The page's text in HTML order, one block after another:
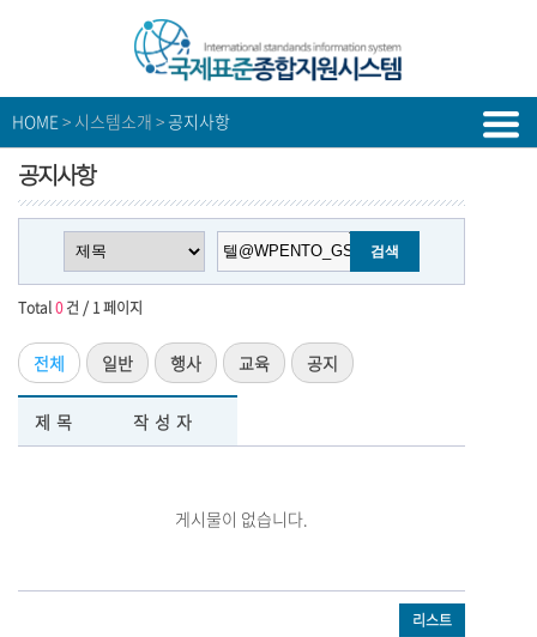
HOME > 시스템소개 > 공지사항
공지사항
Total0건 / 1 페이지
전체 일반 행사 교육 공지
제목 작성자
게시물이 없습니다.
리스트